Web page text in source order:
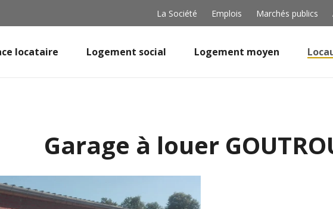
La Société Emplois Marchés publics
locataire Logement social Logement moyen
Garage à louer